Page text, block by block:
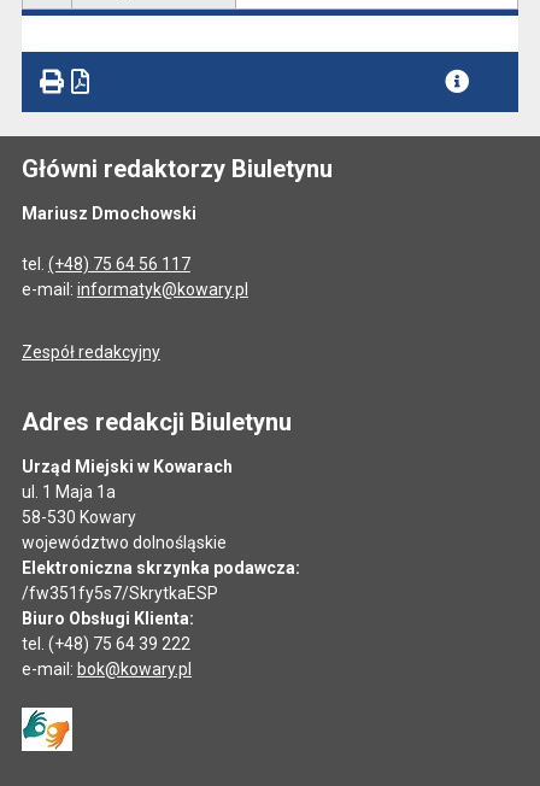
Główni redaktorzy Biuletynu
Mariusz Dmochowski
tel. (+48) 75 64 56 117
e-mail: informatyk@kowary.pl
Zespół redakcyjny
Adres redakcji Biuletynu
Urząd Miejski w Kowarach
ul. 1 Maja 1a
58-530 Kowary
województwo dolnośląskie
Elektroniczna skrzynka podawcza:
/fw351fy5s7/SkrytkaESP
Biuro Obsługi Klienta:
tel. (+48) 75 64 39 222
e-mail: bok@kowary.pl